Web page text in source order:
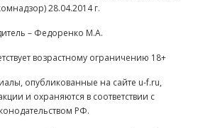
28.04.2014 г.
– Федоренко М.А.
возрастному ограничению 18+
опубликованные на сайте u-f.ru,
и охраняются в соответствии с
РФ.